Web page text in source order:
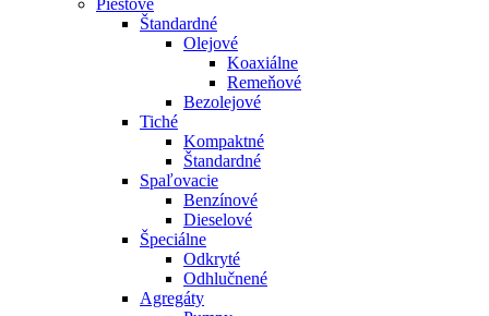
Piestové
Štandardné
Olejové
Koaxiálne
Remeňové
Bezolejové
Tiché
Kompaktné
Štandardné
Spaľovacie
Benzínové
Dieselové
Špeciálne
Odkryté
Odhlučnené
Agregáty